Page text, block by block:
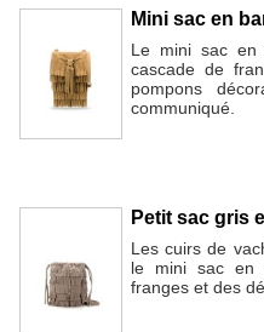
Mini sac en
Le mini sac en
cascade de
pompons
communiqué.
Petit sac gris
Les cuirs de
le mini sac en
franges et des